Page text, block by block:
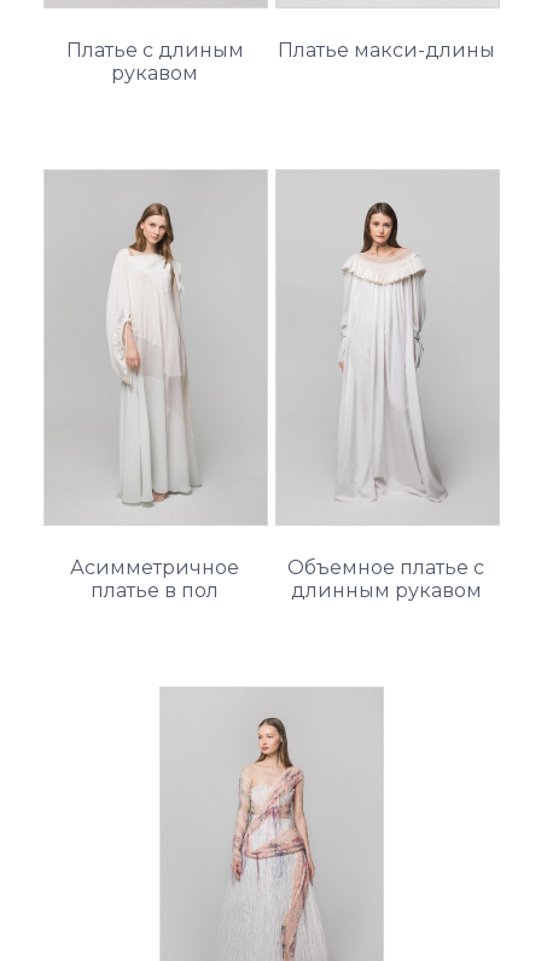
Платье с длиным
рукавом
Платье макси-длины
Асимметричное
платье в пол
Объемное платье с
длинным рукавом